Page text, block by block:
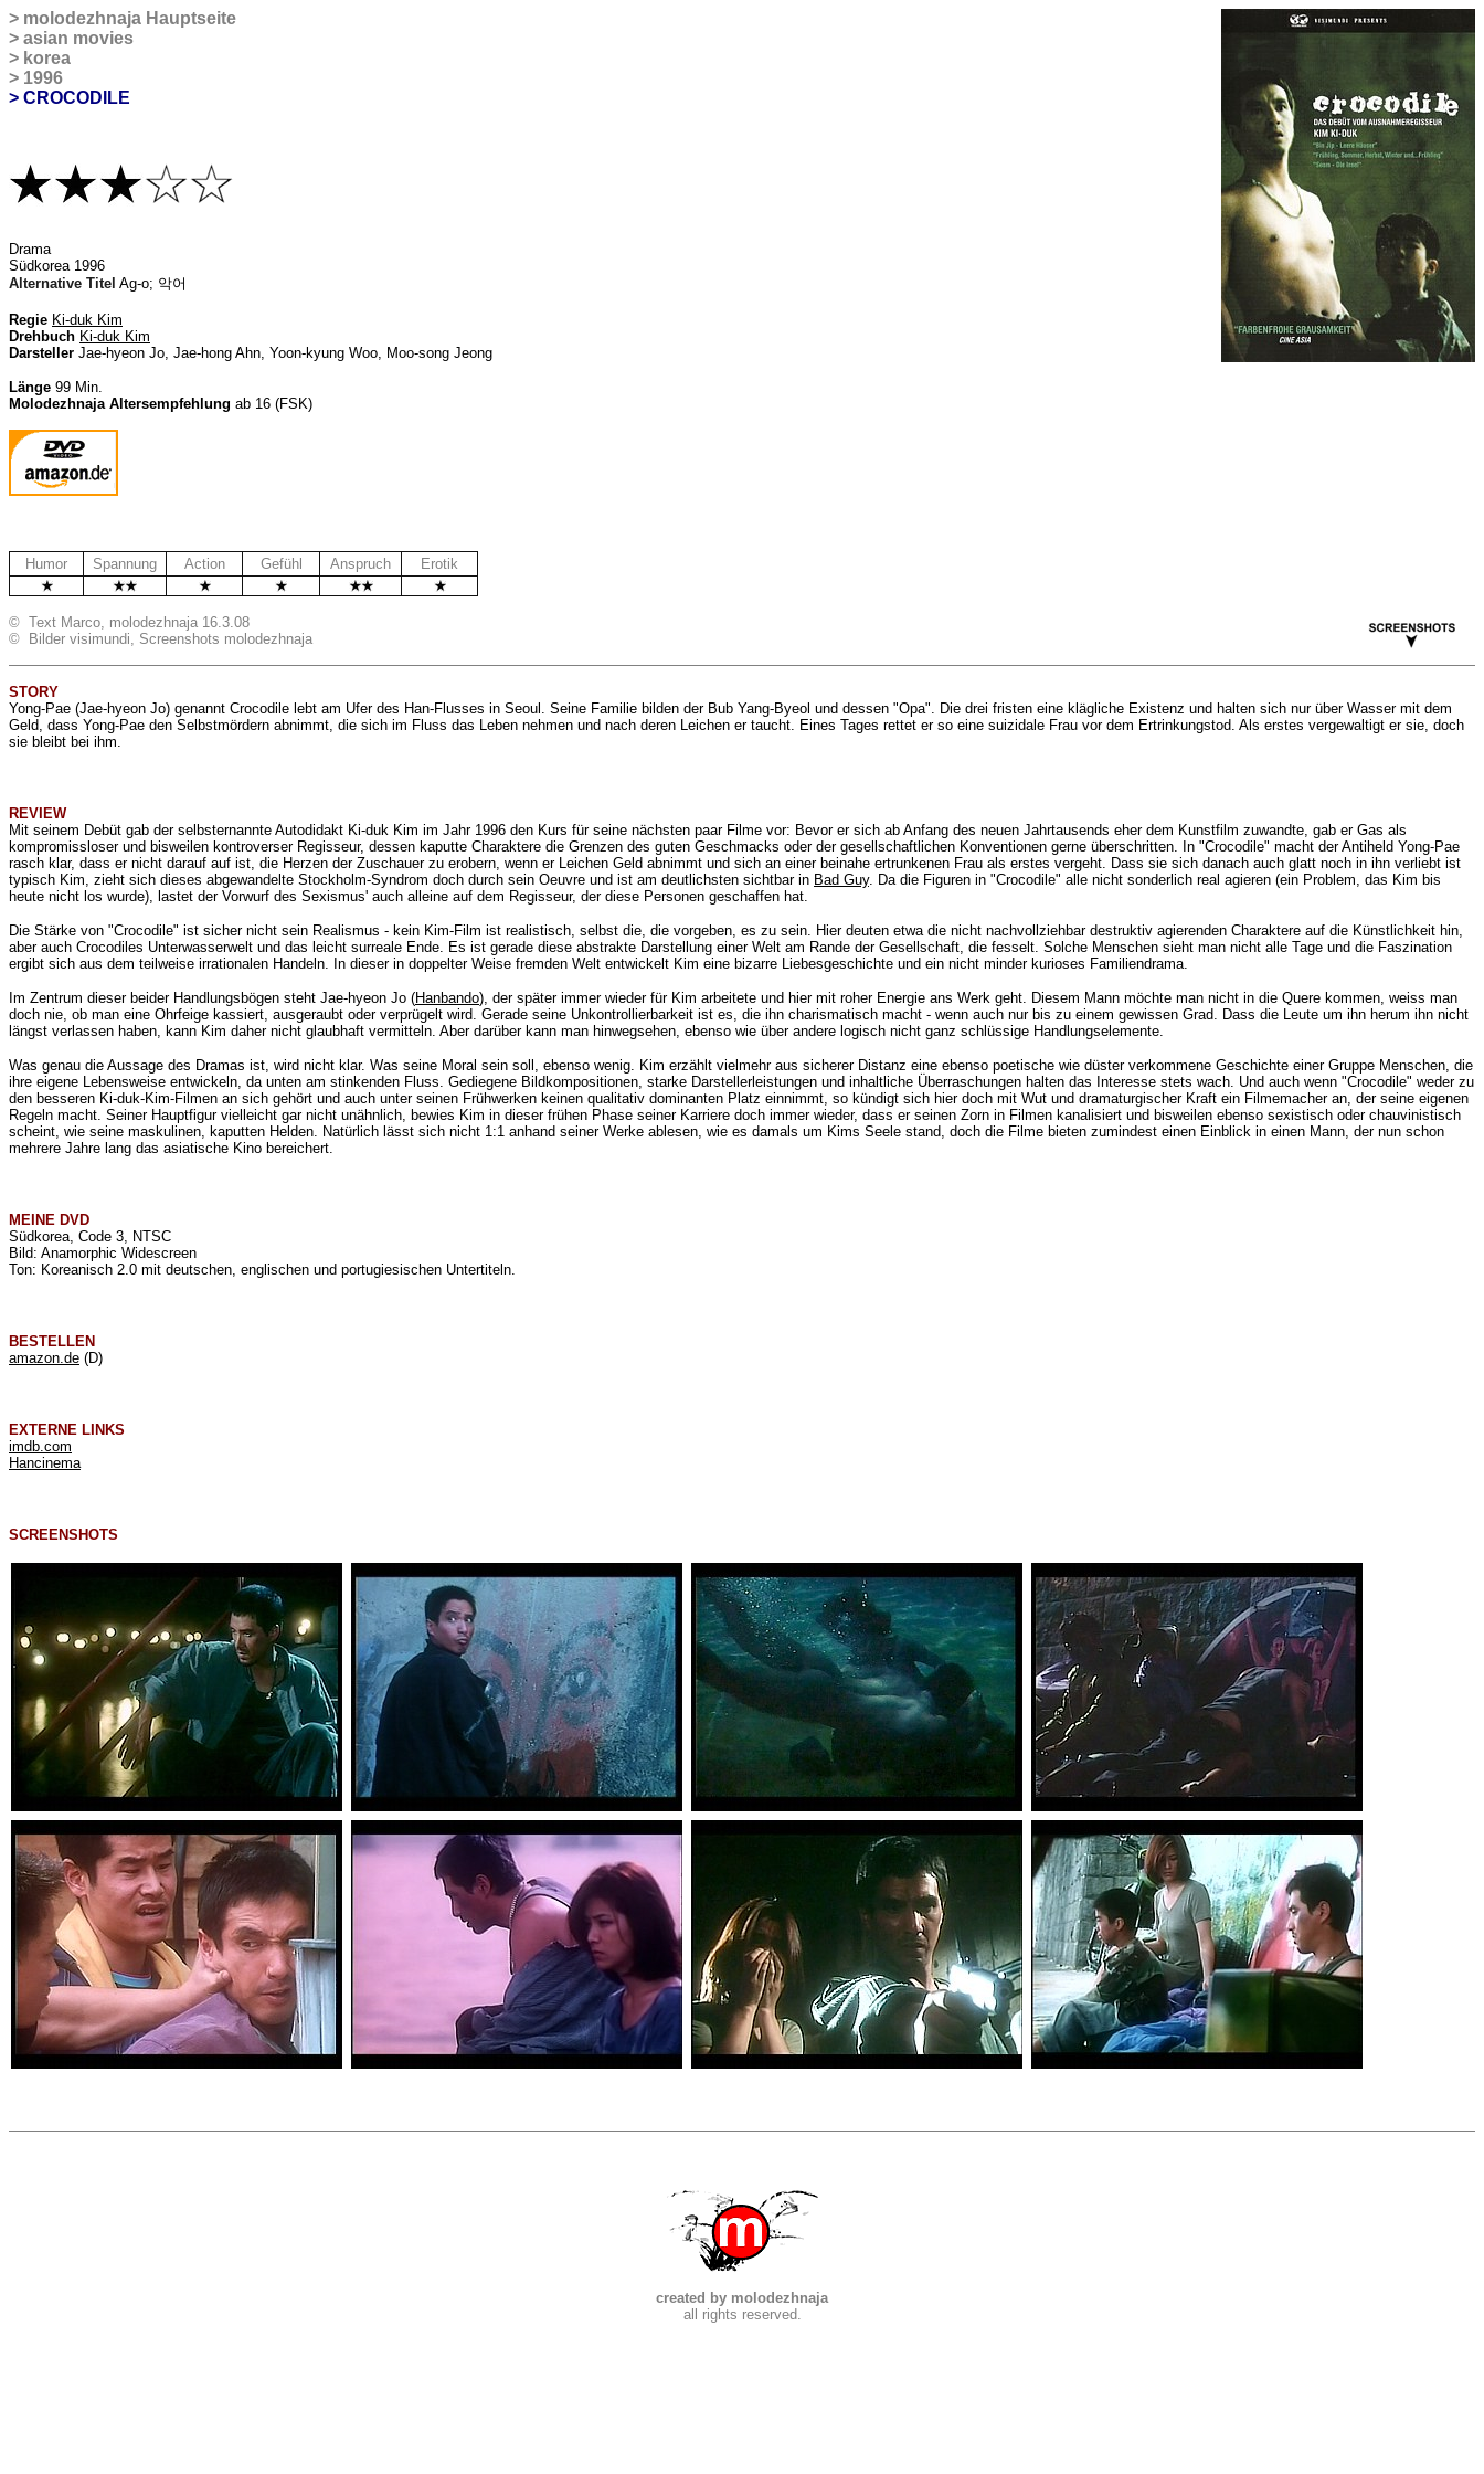
> molodezhnaja Hauptseite
> asian movies
> korea
> 1996
> CROCODILE
Drama
Südkorea 1996
Alternative Titel Ag-o; 악어
Regie Ki-duk Kim
Drehbuch Ki-duk Kim
Darsteller Jae-hyeon Jo, Jae-hong Ahn, Yoon-kyung Woo, Moo-song Jeong
Länge 99 Min.
Molodezhnaja Altersempfehlung ab 16 (FSK)
Humor Spannung Action Gefühl Anspruch Erotik
© Text Marco, molodezhnaja 16.3.08
© Bilder visimundi, Screenshots molodezhnaja
STORY
Yong-Pae (Jae-hyeon Jo) genannt Crocodile lebt am Ufer des Han-Flusses in Seoul. Seine Familie bilden der Bub Yang-Byeol und dessen "Opa". Die drei fristen eine klägliche Existenz und halten sich nur über Wasser mit dem
Geld, dass Yong-Pae den Selbstmördern abnimmt, die sich im Fluss das Leben nehmen und nach deren Leichen er taucht. Eines Tages rettet er so eine suizidale Frau vor dem Ertrinkungstod. Als erstes vergewaltigt er sie, doch
sie bleibt bei ihm.
REVIEW
Mit seinem Debüt gab der selbsternannte Autodidakt Ki-duk Kim im Jahr 1996 den Kurs für seine nächsten paar Filme vor: Bevor er sich ab Anfang des neuen Jahrtausends eher dem Kunstfilm zuwandte, gab er Gas als
kompromissloser und bisweilen kontroverser Regisseur, dessen kaputte Charaktere die Grenzen des guten Geschmacks oder der gesellschaftlichen Konventionen gerne überschritten. In "Crocodile" macht der Antiheld Yong-Pae
rasch klar, dass er nicht darauf auf ist, die Herzen der Zuschauer zu erobern, wenn er Leichen Geld abnimmt und sich an einer beinahe ertrunkenen Frau als erstes vergeht. Dass sie sich danach auch glatt noch in ihn verliebt ist
typisch Kim, zieht sich dieses abgewandelte Stockholm-Syndrom doch durch sein Oeuvre und ist am deutlichsten sichtbar in Bad Guy. Da die Figuren in "Crocodile" alle nicht sonderlich real agieren (ein Problem, das Kim bis
heute nicht los wurde), lastet der Vorwurf des Sexismus' auch alleine auf dem Regisseur, der diese Personen geschaffen hat.
Die Stärke von "Crocodile" ist sicher nicht sein Realismus - kein Kim-Film ist realistisch, selbst die, die vorgeben, es zu sein. Hier deuten etwa die nicht nachvollziehbar destruktiv agierenden Charaktere auf die Künstlichkeit hin,
aber auch Crocodiles Unterwasserwelt und das leicht surreale Ende. Es ist gerade diese abstrakte Darstellung einer Welt am Rande der Gesellschaft, die fesselt. Solche Menschen sieht man nicht alle Tage und die Faszination
ergibt sich aus dem teilweise irrationalen Handeln. In dieser in doppelter Weise fremden Welt entwickelt Kim eine bizarre Liebesgeschichte und ein nicht minder kurioses Familiendrama.
Im Zentrum dieser beider Handlungsbögen steht Jae-hyeon Jo (Hanbando), der später immer wieder für Kim arbeitete und hier mit roher Energie ans Werk geht. Diesem Mann möchte man nicht in die Quere kommen, weiss man
doch nie, ob man eine Ohrfeige kassiert, ausgeraubt oder verprügelt wird. Gerade seine Unkontrollierbarkeit ist es, die ihn charismatisch macht - wenn auch nur bis zu einem gewissen Grad. Dass die Leute um ihn herum ihn nicht
längst verlassen haben, kann Kim daher nicht glaubhaft vermitteln. Aber darüber kann man hinwegsehen, ebenso wie über andere logisch nicht ganz schlüssige Handlungselemente.
Was genau die Aussage des Dramas ist, wird nicht klar. Was seine Moral sein soll, ebenso wenig. Kim erzählt vielmehr aus sicherer Distanz eine ebenso poetische wie düster verkommene Geschichte einer Gruppe Menschen, die
ihre eigene Lebensweise entwickeln, da unten am stinkenden Fluss. Gediegene Bildkompositionen, starke Darstellerleistungen und inhaltliche Überraschungen halten das Interesse stets wach. Und auch wenn "Crocodile" weder zu
den besseren Ki-duk-Kim-Filmen an sich gehört und auch unter seinen Frühwerken keinen qualitativ dominanten Platz einnimmt, so kündigt sich hier doch mit Wut und dramaturgischer Kraft ein Filmemacher an, der seine eigenen
Regeln macht. Seiner Hauptfigur vielleicht gar nicht unähnlich, bewies Kim in dieser frühen Phase seiner Karriere doch immer wieder, dass er seinen Zorn in Filmen kanalisiert und bisweilen ebenso sexistisch oder chauvinistisch
scheint, wie seine maskulinen, kaputten Helden. Natürlich lässt sich nicht 1:1 anhand seiner Werke ablesen, wie es damals um Kims Seele stand, doch die Filme bieten zumindest einen Einblick in einen Mann, der nun schon
mehrere Jahre lang das asiatische Kino bereichert.
MEINE DVD
Südkorea, Code 3, NTSC
Bild: Anamorphic Widescreen
Ton: Koreanisch 2.0 mit deutschen, englischen und portugiesischen Untertiteln.
BESTELLEN
amazon.de (D)
EXTERNE LINKS
imdb.com
Hancinema
SCREENSHOTS
created by molodezhnaja
all rights reserved.